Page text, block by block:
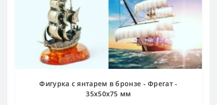
Фигурка с янтарем в бронзе - Фрегат -
35х50х75 мм